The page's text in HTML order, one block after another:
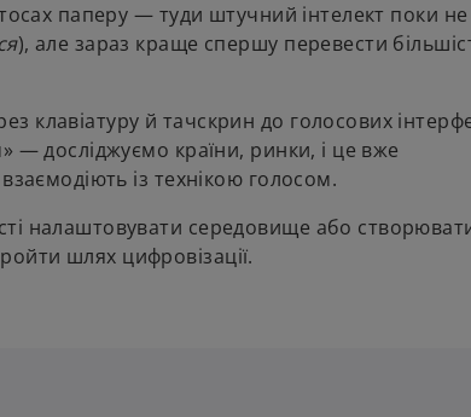
паперу — туди штучний інтелект поки не
), але зараз краще спершу перевести
клавіатуру й тачскрин до голосових
— досліджуємо країни, ринки, і це вже
із технікою голосом.
налаштовувати середовище або
шлях цифровізації.